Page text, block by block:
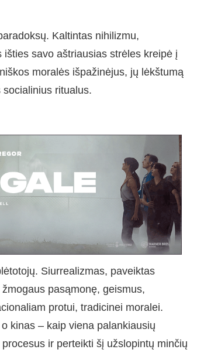
Kaltintas nihilizmu,
savo aštriausias strėles kreipė į
moralės išpažinėjus, jų lėkštumą
ritualus.
Siurrealizmas, paveiktas
pasąmonę, geismus,
protui, tradicinei moralei.
kinas – kaip viena palankiausių
ir perteikti šį užslopintų minčių